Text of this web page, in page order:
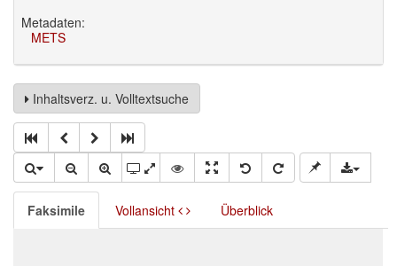
Metadaten:
METS
Inhaltsverz. u. Volltextsuche
Faksimile Vollansicht Überblick